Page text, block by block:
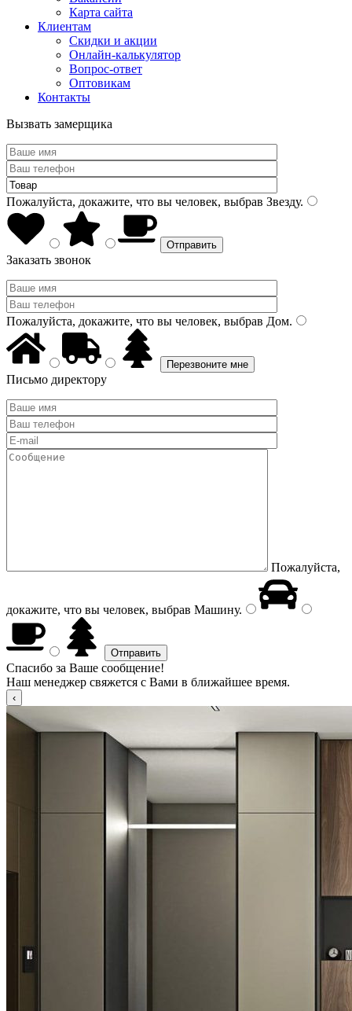
Карта сайта
Клиентам
Скидки и акции
Онлайн-калькулятор
Вопрос-ответ
Оптовикам
Контакты
Вызвать замерщика
Пожалуйста, докажите, что вы человек, выбрав Звезду.
Заказать звонок
Пожалуйста, докажите, что вы человек, выбрав Дом.
Письмо директору
Пожалуйста,
докажите, что вы человек, выбрав Машину.
Спасибо за Ваше сообщение!
Наш менеджер свяжется с Вами в ближайшее время.